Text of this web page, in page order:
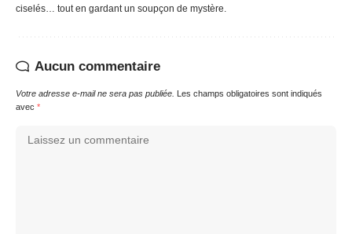
ciselés… tout en gardant un soupçon de mystère.
Aucun commentaire
Votre adresse e-mail ne sera pas publiée.
Les champs obligatoires sont indiqués
avec *